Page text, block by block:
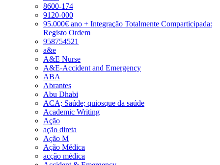
8600-174
9120-000
95.000€ ano + Integração Totalmente Comparticipada:
Registo Ordem
958754521
a&e
A&E Nurse
A&E-Accident and Emergency
ABA
Abrantes
Abu Dhabi
ACA; Saúde; quiosque da saúde
Academic Writing
Ação
ação direta
Ação M
Ação Médica
acção médica